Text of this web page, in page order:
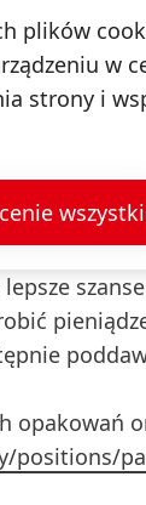
sobą
różnych
o
które
opakowań
positions/
plików
w
strony i